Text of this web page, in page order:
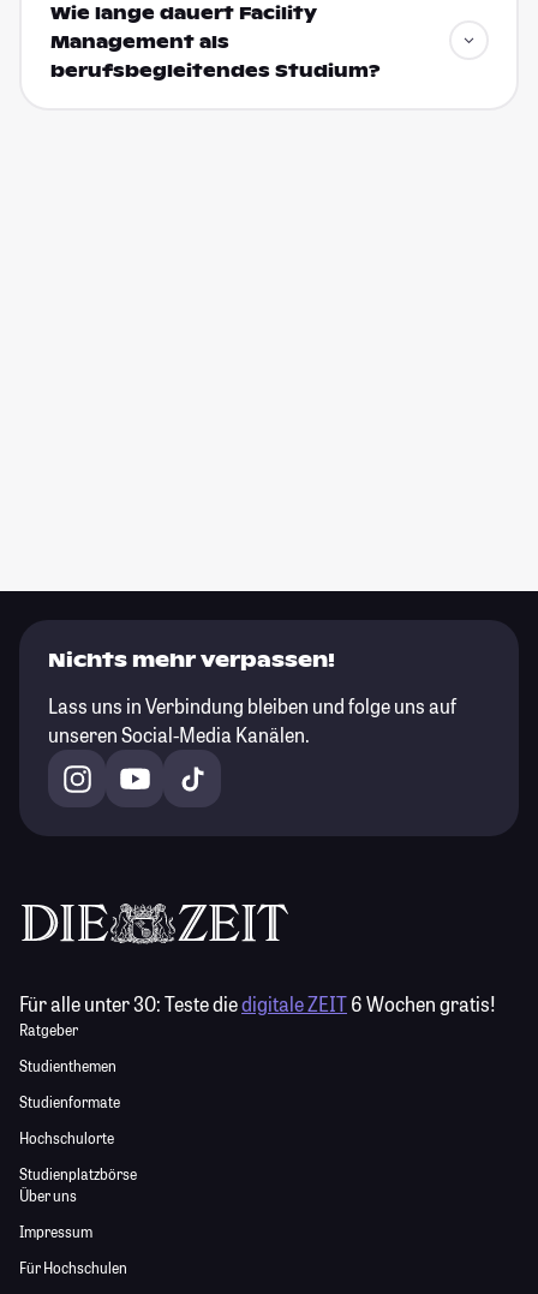
Wie lange dauert Facility
Management als
berufsbegleitendes Studium?
Nichts mehr verpassen!
Lass uns in Verbindung bleiben und folge uns auf
unseren Social-Media Kanälen.
Für alle unter 30:Teste diedigitale ZEIT6 Wochen gratis!
Ratgeber
Studienthemen
Studienformate
Hochschulorte
Studienplatzbörse
Über uns
Impressum
Für Hochschulen